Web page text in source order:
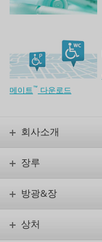
메이트 ™ 다운로드
회사소개
장루
방광&장
상처